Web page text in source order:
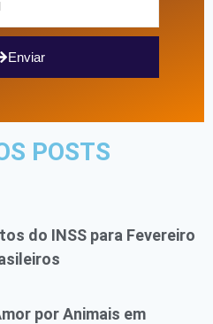
Enviar
POSTS
do INSS para Fevereiro
por Animais em